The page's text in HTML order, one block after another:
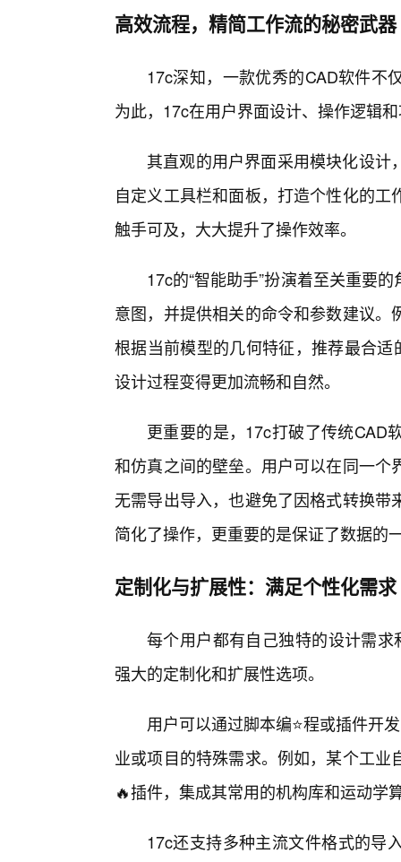
高效流程，精简工作流的秘密武器
17c深知，一款优秀的CAD软件不
为此，17c在用户界面设计、操作逻辑
其直观的用户界面采用模块化设
自定义工具栏和面板，打造个性化的
触手可及，大大提升了操作效率。
17c的“智能助手”扮演着至关重要
意图，并提供相关的命令和参数建议
根据当前模型的几何特征，推荐最合
设计过程变得更加流畅和自然。
更重要的是，17c打破了传统CAD
和仿真之间的壁垒。用户可以在同一
无需导出导入，也避免了因格式转换
简化了操作，更重要的是保证了数据的
定制化与扩展性：满足个性化需求
每个用户都有自己独特的设计需
强大的定制化和扩展性选项。
用户可以通过脚本编⭐程或插件开
业或项目的特殊需求。例如，某个工
🔥插件，集成其常用的机构库和运动学
17c还支持多种主流文件格式的导